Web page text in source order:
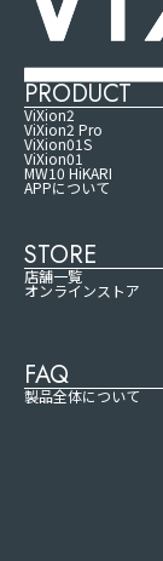
PRODUCT
ViXion2
ViXion2 Pro
ViXion01S
ViXion01
MW10 HiKARI
APPについて
STORE
店舗一覧
オンラインストア
FAQ
製品全体について